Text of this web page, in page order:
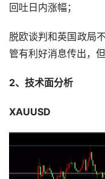
回吐日内涨幅；
脱欧谈判和英国政局
管有利好消息传出，
2、技术面分析
XAUUSD